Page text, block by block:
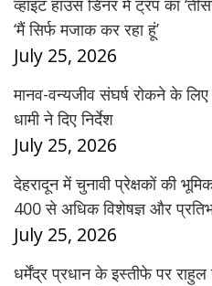
व्हाइट हाउस डिनर में ट्रंप का
‘मैं सिर्फ मजाक कर रहा हूं’
July 25, 2026
मानव-वन्यजीव संघर्ष रोकने के लिए
धामी ने दिए निर्देश
July 25, 2026
देहरादून में चुनावी प्रेक्षकों की
400 से अधिक विशेषज्ञ और
July 25, 2026
धर्मेंद्र प्रधान के इस्तीफे पर राहुल